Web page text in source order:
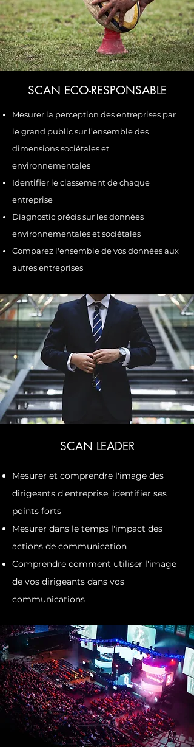
SCAN ECO-RESPONSABLE
Mesurer la perception des entreprises par
le grand public sur l’ensemble des
dimensions sociétales et
environnementales
Identifier le classement de chaque
entreprise
Diagnostic précis sur les données
environnementales et sociétales
Comparez l'ensemble de vos données aux
autres entreprises
SCAN LEADER
Mesurer et comprendre l'image des
dirigeants d'entreprise, identifier ses
points forts
Mesurer dans le temps l'impact des
actions de communication
Comprendre comment utiliser l'image
de vos dirigeants dans vos
communications